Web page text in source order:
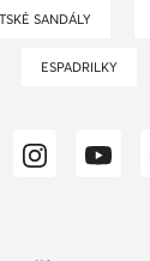
SANDÁLY
ESPADRILKY